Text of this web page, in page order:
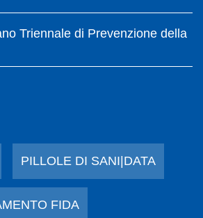
Triennale di Prevenzione della
PILLOLE DI SANI|DATA
FIDA